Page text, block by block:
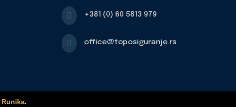
 +381 (0) 60 5813 979
 office@toposiguranje.rs
Runika.